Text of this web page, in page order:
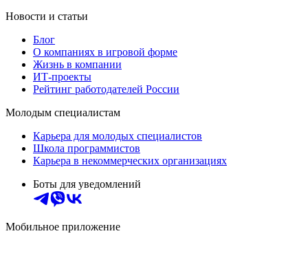
Новости и статьи
Блог
О компаниях в игровой форме
Жизнь в компании
ИТ-проекты
Рейтинг работодателей России
Молодым специалистам
Карьера для молодых специалистов
Школа программистов
Карьера в некоммерческих организациях
Боты для уведомлений
Мобильное приложение